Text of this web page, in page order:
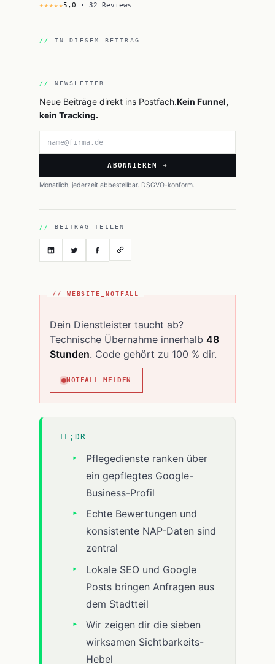
★★★★★5,0 · 32 Reviews
IN DIESEM BEITRAG
NEWSLETTER
Neue Beiträge direkt ins Postfach.Kein Funnel,
kein Tracking.
E-Mail-Adresse
ABONNIEREN →
Monatlich, jederzeit abbestellbar. DSGVO-konform.
BEITRAG TEILEN
// WEBSITE_NOTFALL
Dein Dienstleister taucht ab?
Technische Übernahme innerhalb 48
Stunden. Code gehört zu 100 % dir.
NOTFALL MELDEN
TL;DR
Pflegedienste ranken über
ein gepflegtes Google-
Business-Profil
Echte Bewertungen und
konsistente NAP-Daten sind
zentral
Lokale SEO und Google
Posts bringen Anfragen aus
dem Stadtteil
Wir zeigen dir die sieben
wirksamen Sichtbarkeits-
Hebel